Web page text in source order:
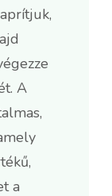
A
a